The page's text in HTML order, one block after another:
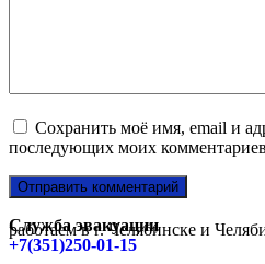
Сохранить моё имя, email и
последующих моих
Служба эвакуации
работаем в г. Челябинске и
+7(351)250-01-15